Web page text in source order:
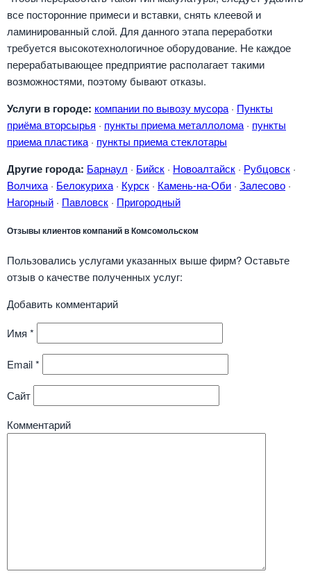
все посторонние примеси и вставки, снять клеевой и
ламинированный слой. Для данного этапа переработки
требуется высокотехнологичное оборудование. Не каждое
перерабатывающее предприятие располагает такими
возможностями, поэтому бывают отказы.
Услуги в городе: компании по вывозу мусора · Пункты
приёма вторсырья · пункты приема металлолома · пункты
приема пластика · пункты приема стеклотары
Другие города: Барнаул · Бийск · Новоалтайск · Рубцовск ·
Волчиха · Белокуриха · Курск · Камень-на-Оби · Залесово ·
Нагорный · Павловск · Пригородный
Отзывы клиентов компаний в Комсомольском
Пользовались услугами указанных выше фирм? Оставьте
отзыв о качестве полученных услуг:
Добавить комментарий
Имя *
Email*
Сайт
Комментарий